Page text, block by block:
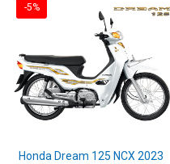
-5%
Honda Dream 125 NCX 2023